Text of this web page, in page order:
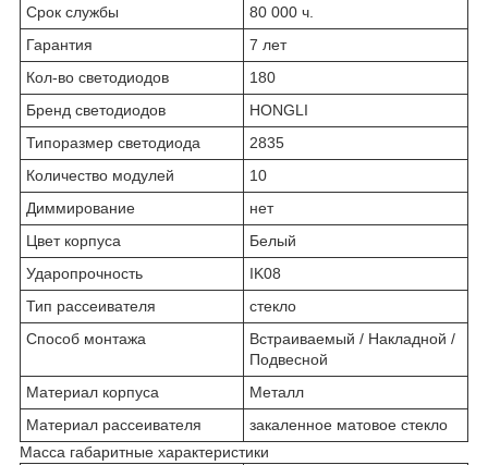
Срок службы
80 000 ч.
Гарантия
7 лет
Кол-во светодиодов
180
Бренд светодиодов
HONGLI
Типоразмер светодиода
2835
Количество модулей
10
Диммирование
нет
Цвет корпуса
Белый
Ударопрочность
IK08
Тип рассеивателя
стекло
Способ монтажа
Встраиваемый / Накладной /
Подвесной
Материал корпуса
Металл
Материал рассеивателя
закаленное матовое стекло
Масса габаритные характеристики